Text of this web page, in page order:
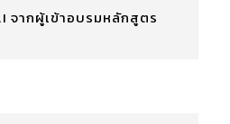
จากผู้เข้าอบรมหลักสูตร